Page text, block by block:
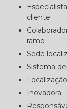
especialistas em atendimento personalizado ao
cliente
colaboradores que possuem amplo conhecimento no
ramo
sede
sistema
inovadora